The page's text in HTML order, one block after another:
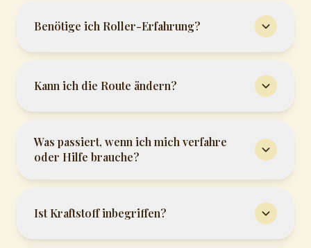
Benötige ich Roller-Erfahrung?
Kann ich die Route ändern?
Was passiert, wenn ich mich verfahre
oder Hilfe brauche?
Ist Kraftstoff inbegriffen?